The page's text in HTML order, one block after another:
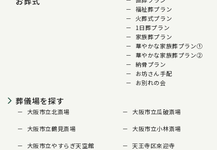
福祉葬プラン
火葬式プラン
1日葬プラン
家族葬プラン
華やかな家族葬プラン①
華やかな家族葬プラン②
納骨プラン
お坊さん手配
お別れの会
葬儀場を探す
大阪市立北斎場 大阪市立瓜破斎場
大阪市立鶴見斎場 大阪市立小林斎場
大阪市立やすらぎ天空館 天王寺区來迎寺